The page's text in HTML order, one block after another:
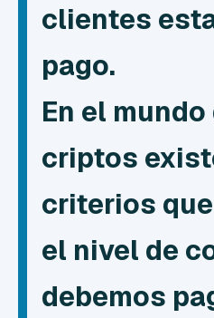
clientes
pago.
En el
criptos
criterios
el nivel de
debemos